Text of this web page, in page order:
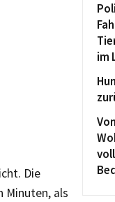
Die
Minuten, als
im